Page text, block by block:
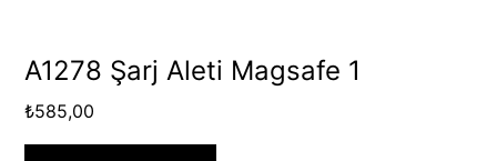
A1278 Şarj Aleti Magsafe 1
₺585,00